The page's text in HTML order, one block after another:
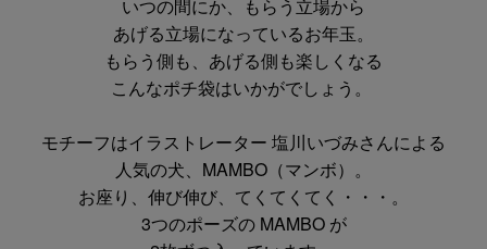
いつの間にか、もらう立場から
あげる立場になっているお年玉。
もらう側も、あげる側も楽しくなる
こんなポチ袋はいかがでしょう。
モチーフはイラストレーター 塩川いづみさんによる
人気の犬、MAMBO（マンボ）。
お座り、伸び伸び、てくてくてく・・・。
3つのポーズの MAMBO が